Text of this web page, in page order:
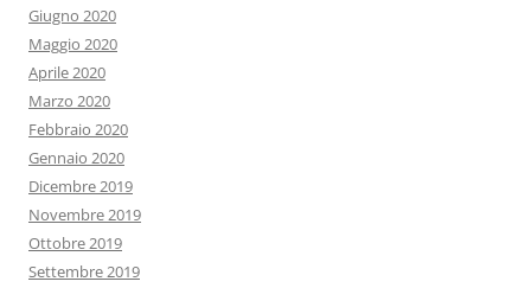
Giugno 2020
Maggio 2020
Aprile 2020
Marzo 2020
Febbraio 2020
Gennaio 2020
Dicembre 2019
Novembre 2019
Ottobre 2019
Settembre 2019